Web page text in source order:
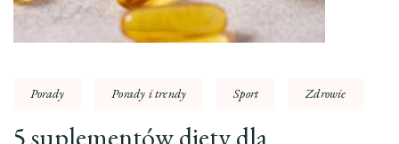
Porady Porady i trendy Sport Zdrowie